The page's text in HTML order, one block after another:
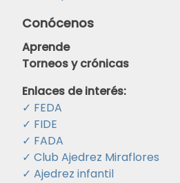
Conócenos
Aprende
Torneos y crónicas
Enlaces de interés:
✓ FEDA
✓ FIDE
✓ FADA
✓ Club Ajedrez Miraflores
✓ Ajedrez infantil